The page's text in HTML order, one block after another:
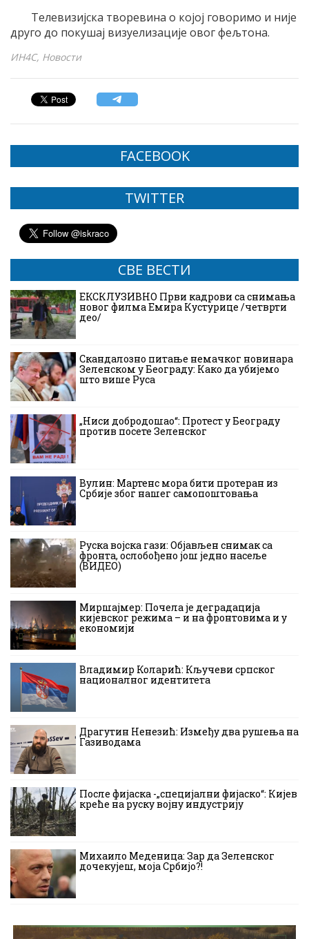
Телевизијска творевина о којој говоримо и није
друго до покушај визуелизације овог фељтона.
ИН4С, Новости
FACEBOOK
TWITTER
СВЕ ВЕСТИ
ЕКСКЛУЗИВНО Први кадрови са снимања
новог филма Емира Кустурице /четврти
део/
Скандалозно питање немачког новинара
Зеленском у Београду: Како да убијемо
што више Руса
„Ниси добродошао“: Протест у Београду
против посете Зеленског
Вулин: Мартенс мора бити протеран из
Србије због нашег самопоштовања
Руска војска гази: Објављен снимак са
фронта, ослобођено још једно насеље
(ВИДЕО)
Миршајмер: Почела је деградација
кијевског режима – и на фронтовима и у
економији
Владимир Коларић: Кључеви српског
националног идентитета
Драгутин Ненезић: Између два рушења на
Газиводама
После фијаска -„специјални фијаско“: Кијев
креће на руску војну индустрију
Михаило Меденица: Зар да Зеленског
дочекујеш, моја Србијо?!